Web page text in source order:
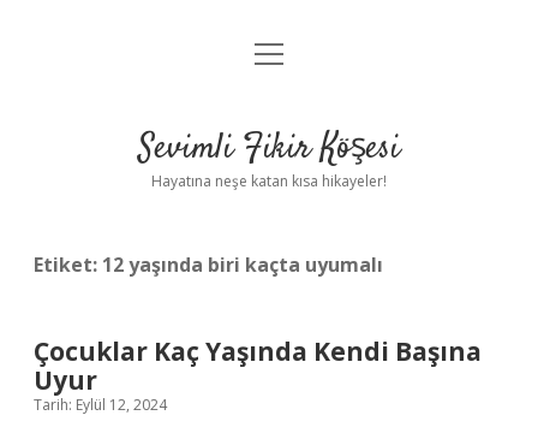
Anasayfa
Yasal Uyarı
menüyü
Sevimli Fikir Köşesi
Hayatına neşe katan kısa hikayeler!
Etiket: 12 yaşında biri kaçta uyumalı
Çocuklar Kaç Yaşında Kendi Başına
Uyur
Tarih: Eylül 12, 2024